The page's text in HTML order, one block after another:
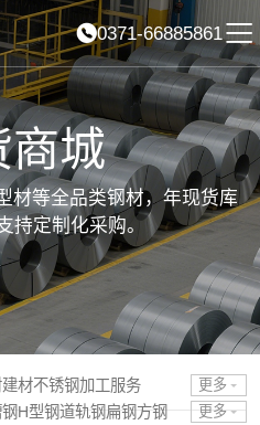
0371-66885861
商城
材等全品类钢材，年现货库
持定制化采购。
建材不锈钢加工服务 更多
H型钢道轨钢扁钢方钢
更多